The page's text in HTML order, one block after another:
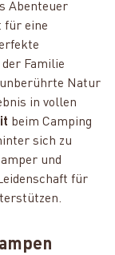
Abenteuer
für eine
Familie
unberührte Natur
in vollen
beim Camping
sich zu
und
für